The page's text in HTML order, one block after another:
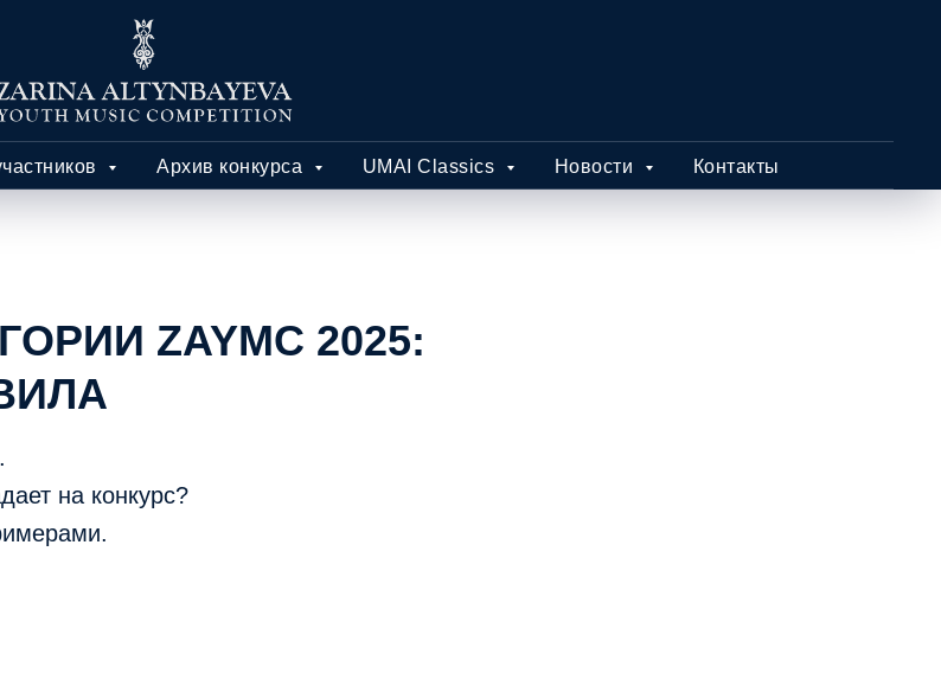
Архив конкурса UMAI Classics Новости Контакты
ZAYMC 2025:
на конкурс?